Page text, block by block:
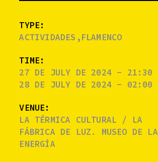
TYPE:
ACTIVIDADES,FLAMENCO
TIME:
27 DE JULY DE 2024 - 21:30
28 DE JULY DE 2024 - 02:00
VENUE:
LA TÉRMICA CULTURAL / LA
FÁBRICA DE LUZ. MUSEO DE LA
ENERGÍA